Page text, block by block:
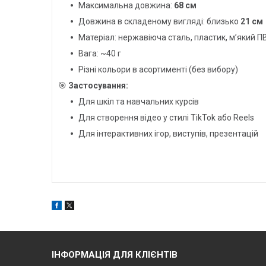
Максимальна довжина: 68 см
Довжина в складеному вигляді: близько 21 см
Матеріал: нержавіюча сталь, пластик, м’який
Вага: ~40 г
Різні кольори в асортименті (без вибору)
🎯 Застосування:
Для шкіл та навчальних курсів
Для створення відео у стилі TikTok або Reels
Для інтерактивних ігор, виступів, презентацій
ІНФОРМАЦІЯ ДЛЯ КЛІЄНТІВ